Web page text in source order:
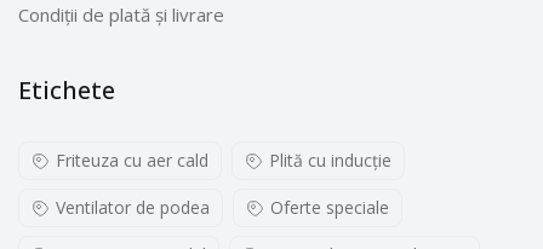
Condiții de plată și livrare
Etichete
Friteuza cu aer cald Plită cu inducţie
Ventilator de podea Oferte speciale